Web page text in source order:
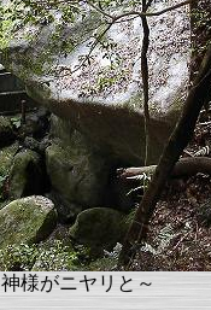
神様がニヤリと～